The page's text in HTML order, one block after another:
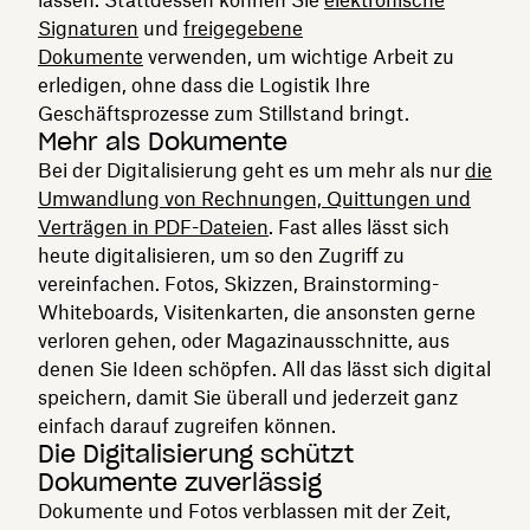
Signaturen und freigegebene
Dokumente verwenden, um wichtige Arbeit zu
erledigen, ohne dass die Logistik Ihre
Geschäftsprozesse zum Stillstand bringt.
Mehr als Dokumente
Bei der Digitalisierung geht es um mehr als nur die
Umwandlung von Rechnungen, Quittungen und
Verträgen in PDF-Dateien. Fast alles lässt sich
heute digitalisieren, um so den Zugriff zu
vereinfachen. Fotos, Skizzen, Brainstorming-
Whiteboards, Visitenkarten, die ansonsten gerne
verloren gehen, oder Magazinausschnitte, aus
denen Sie Ideen schöpfen. All das lässt sich digital
speichern, damit Sie überall und jederzeit ganz
einfach darauf zugreifen können.
Die Digitalisierung schützt
Dokumente zuverlässig
Dokumente und Fotos verblassen mit der Zeit,